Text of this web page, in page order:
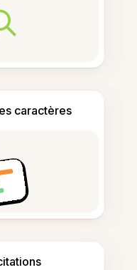
caractères